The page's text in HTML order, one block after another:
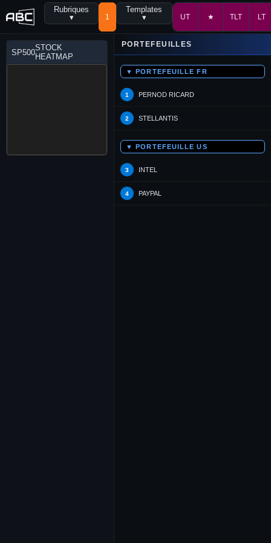
Rubriques
▾
1
Templates
▾
UT ★ TLT LT
SP500STOCK
HEATMAP
PORTEFEUILLES
▼ PORTEFEUILLE FR
1 PERNOD RICARD
2 STELLANTIS
▼ PORTEFEUILLE US
3 INTEL
4 PAYPAL